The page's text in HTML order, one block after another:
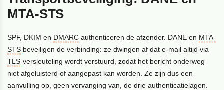
MTA-STS
SPF, DKIM en DMARC authenticeren de afzender. DANE en MTA-
STS beveiligen de verbinding: ze dwingen af dat e-mail altijd via
TLS-versleuteling wordt verstuurd, zodat het bericht onderweg
niet afgeluisterd of aangepast kan worden. Ze zijn dus een
aanvulling op, geen vervanging van, de drie authenticatielagen.